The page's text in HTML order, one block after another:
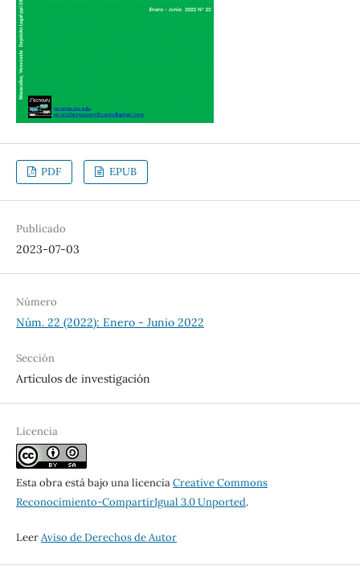
PDF EPUB
Publicado
2023-07-03
Número
Núm. 22 (2022): Enero - Junio 2022
Sección
Artículos de investigación
Licencia
Esta obra está bajo una licenciaCreative Commons
Reconocimiento-CompartirIgual 3.0 Unported.
LeerAviso de Derechos de Autor